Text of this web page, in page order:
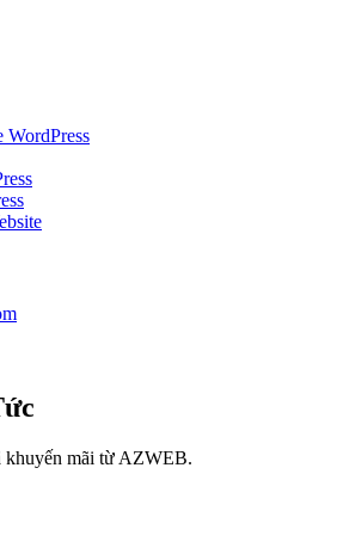
WordPress
khuyến mãi từ AZWEB.